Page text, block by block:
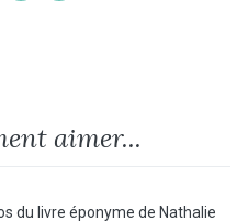
aimer...
du livre éponyme de Nathalie